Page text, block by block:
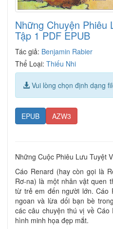
Những Chuyện Phiêu
Tập 1 PDF EPUB
Tác giả: Benjamin Rabier
Thể Loại: Thiếu Nhi
Vui lòng chọn định dạng
EPUB AZW3
Những Cuộc Phiêu Lưu Tuyệt
Cáo Renard (hay còn gọi là
Rơ-na) là một nhân vật quen
từ trẻ em đến người lớn. Cáo
ngoan và lừa dối bạn bè
các câu chuyện thú vị về
hình minh họa đẹp mắt.